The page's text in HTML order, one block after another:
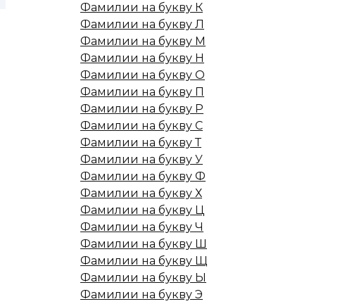
Фамилии на букву К
Фамилии на букву Л
Фамилии на букву М
Фамилии на букву Н
Фамилии на букву О
Фамилии на букву П
Фамилии на букву Р
Фамилии на букву С
Фамилии на букву Т
Фамилии на букву У
Фамилии на букву Ф
Фамилии на букву Х
Фамилии на букву Ц
Фамилии на букву Ч
Фамилии на букву Ш
Фамилии на букву Щ
Фамилии на букву Ы
Фамилии на букву Э